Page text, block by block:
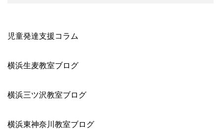
児童発達支援コラム
横浜生麦教室ブログ
横浜三ツ沢教室ブログ
横浜東神奈川教室ブログ